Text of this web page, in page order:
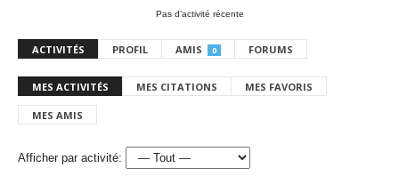
Pas d’activité récente
ACTIVITÉS PROFIL AMIS 0 FORUMS
MES ACTIVITÉS MES CITATIONS MES FAVORIS
MES AMIS
Afficher par activité: